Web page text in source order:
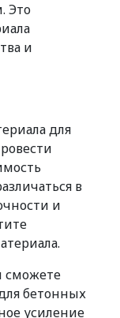
Это
и
для
в
и
сможете
бетонных
усиление